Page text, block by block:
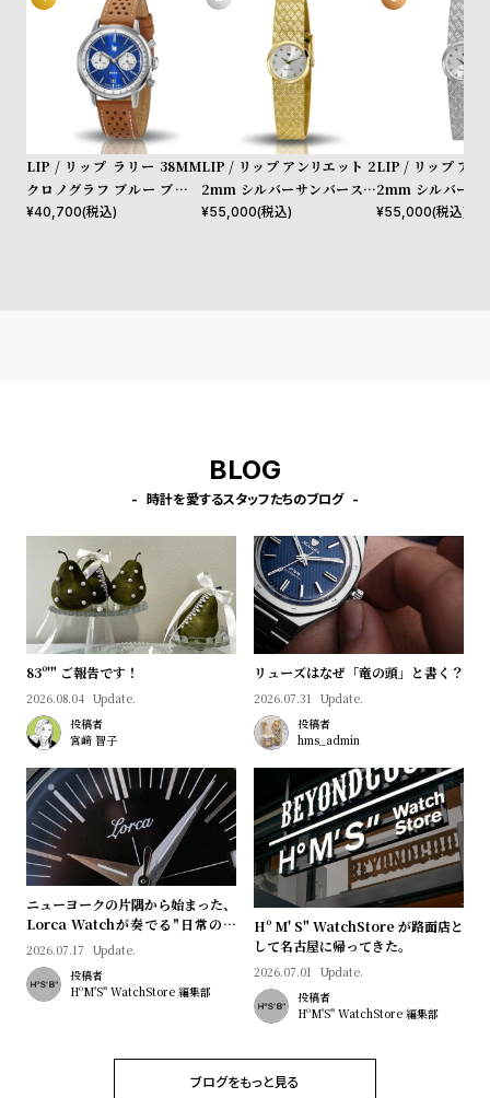
ン
グ
い
て
る
質
問
合
わ
せ
LIP / リップ ラリー 38MM
クロノグラフ ブルー ブラウ
ン レザー
¥40,700(税込)
LIP / リップ アンリエット 2
2mm シルバーサンバースト
ゴールドミラネーゼメッシュ
¥55,000(税込)
LIP / リップ アン
2mm シルバーサ
シルバーミラネー
¥55,000(税込)
BLOG
時計を愛するスタッフたちのブログ
83º'" ご報告です！
2026.08.04 Update.
投稿者
宮﨑 智子
リューズはなぜ「竜の頭」と書く？
2026.07.31 Update.
投稿者
hms_admin
ニューヨークの片隅から始まった、
Lorca Watchが奏でる"日常のロ
マン"｜Brand Picks #08
2026.07.17 Update.
投稿者
HºM'S" WatchStore 編集部
Hº M' S" WatchStore が路面店と
して名古屋に帰ってきた。
2026.07.01 Update.
投稿者
HºM'S" WatchStore 編集部
ブログをもっと見る